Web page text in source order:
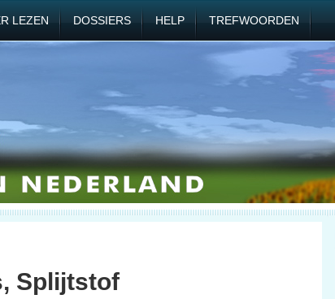
LEZEN DOSSIERS HELP TREFWOORDEN
Splijtstof